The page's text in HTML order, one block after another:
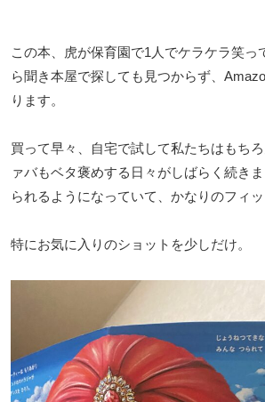
この本、虎が保育園で1人でケラケラ笑っ
ら聞き本屋で探しても見つからず、
ります。
買って早々、自宅で試して私たちはもち
ァバもベタ褒めする日々がしばらく続き
られるようになっていて、かなりのフィッ
特にお気に入りのショットを少しだけ。